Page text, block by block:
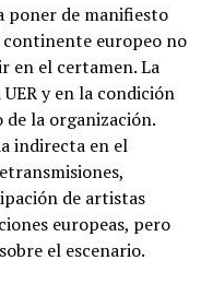
poner de manifiesto
europeo no
en el certamen. La
y en la condición
la organización.
indirecta en el
de artistas
europeas, pero
el escenario.